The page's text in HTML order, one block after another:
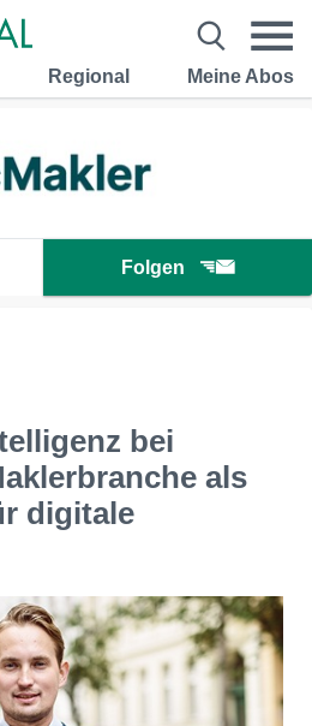
Regional Meine Abos
Folgen
bei
als
digitale